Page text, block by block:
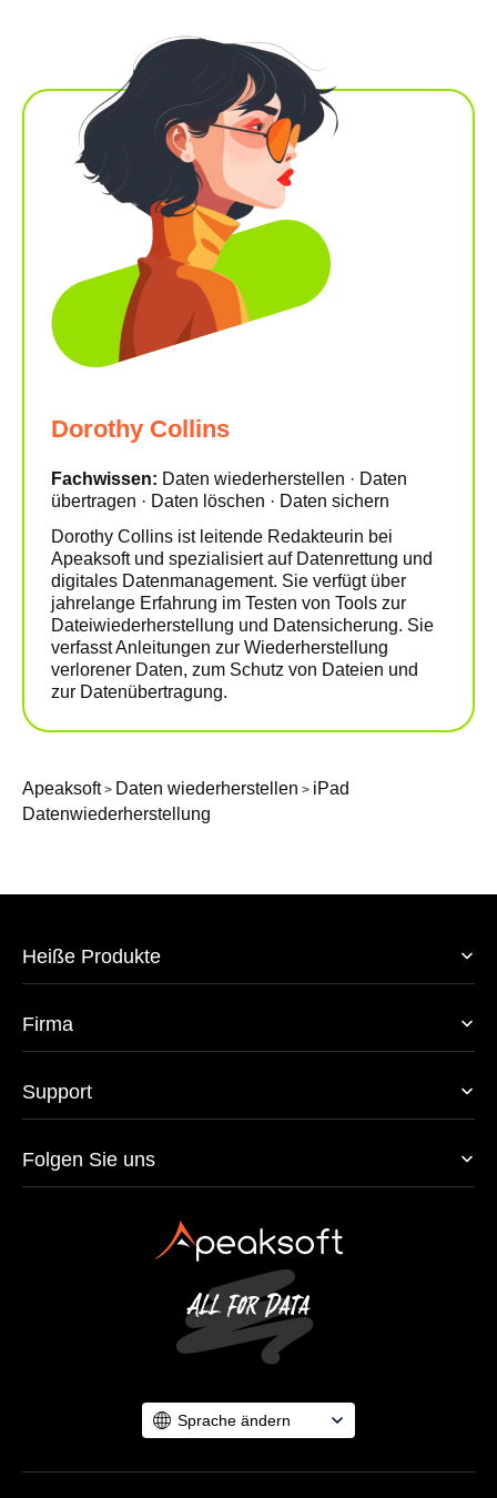
Dorothy Collins
Fachwissen: Daten wiederherstellen · Daten
übertragen · Daten löschen · Daten sichern
Dorothy Collins ist leitende Redakteurin bei
Apeaksoft und spezialisiert auf Datenrettung und
digitales Datenmanagement. Sie verfügt über
jahrelange Erfahrung im Testen von Tools zur
Dateiwiederherstellung und Datensicherung. Sie
verfasst Anleitungen zur Wiederherstellung
verlorener Daten, zum Schutz von Dateien und
zur Datenübertragung.
Apeaksoft> Daten wiederherstellen > iPad
Datenwiederherstellung
Heiße Produkte
Firma
Support
Folgen Sie uns
Sprache ändern